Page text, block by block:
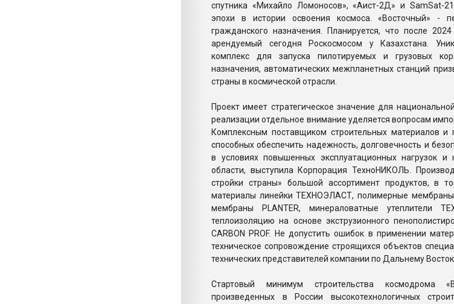
спутника «Михайло Ломоносов», «Аист-2Д» и SamSat-
эпохи в истории освоения космоса. «Восточный» -
гражданского назначения. Планируется, что после
арендуемый сегодня Роскосмосом у Казахстана.
комплекс для запуска пилотируемых и грузовых
назначения, автоматических межпланетных станций
страны в космической отрасли.
Проект имеет стратегическое значение для
реализации отдельное внимание уделяется вопросам
Комплексным поставщиком строительных материалов
способных обеспечить надежность, долговечность и
в условиях повышенных эксплуатационных нагрузок и
области, выступила Корпорация ТехноНИКОЛЬ.
стройки страны» большой ассортимент продуктов, в
материалы линейки ТЕХНОЭЛАСТ, полимерные мембраны
мембраны PLANTER, минераловатные
теплоизоляцию на основе экструзионного
CARBON PROF. Не допустить ошибок в применении
техническое сопровождение строящихся объектов
технических представителей компании по Дальнему
Стартовый минимум строительства космодрома
произведенных в России высокотехнологичных